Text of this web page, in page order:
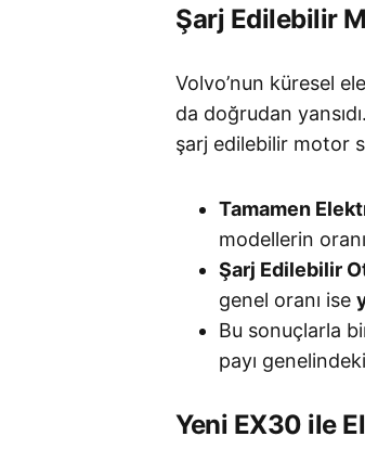
Şarj Edilebilir
Volvo’nun küresel
da doğrudan yansıdı
şarj edilebilir motor
Tamamen
modellerin oranı
Şarj Edilebilir
genel oranı ise
Bu sonuçlarla
payı genelindeki
Yeni EX30 ile